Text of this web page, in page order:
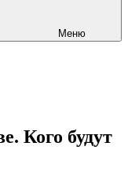
Меню
Кого будут